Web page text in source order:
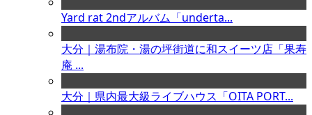
Yard rat 2ndアルバム「underta...
大分｜湯布院・湯の坪街道に和スイーツ店「果寿
庵 ...
大分｜県内最大級ライブハウス「OITA PORT...